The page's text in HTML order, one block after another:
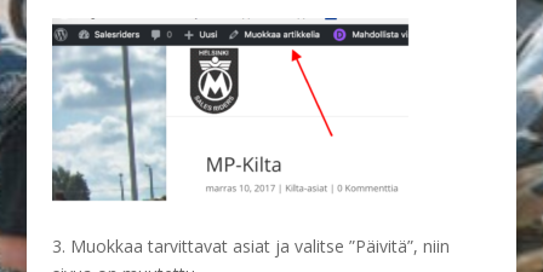
3. Muokkaa tarvittavat asiat ja valitse ”Päivitä”, niin